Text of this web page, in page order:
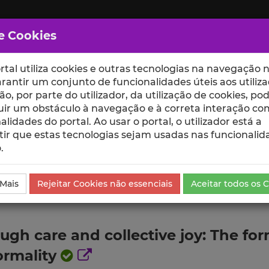
ESCOLAS UNIDADES
care and collective joy: The
Cookies
utiliza cookies e outras tecnologias na navegação
um conjunto de funcionalidades úteis aos
por parte do utilizador, da utilização de cookies,
um obstáculo à navegação e à correta interação
do portal. Ao usar o portal, o utilizador está a
que estas tecnologias sejam usadas nas
Rejeitar Cookies não essenciais Aceitar todos os